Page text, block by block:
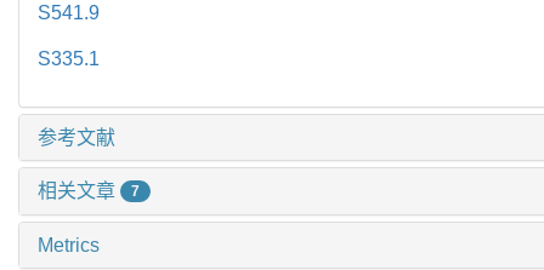
S541.9
S335.1
参考文献
相关文章 7
Metrics